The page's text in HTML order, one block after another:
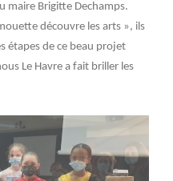
maire Brigitte Dechamps.
découvre les arts », ils
étapes de ce beau projet
Le Havre a fait briller les